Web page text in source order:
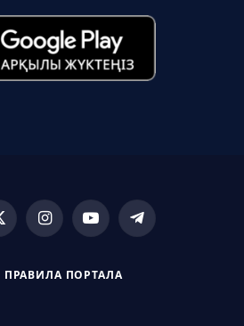
InstagramYouTubeTelegram
ПРАВИЛА ПОРТАЛА